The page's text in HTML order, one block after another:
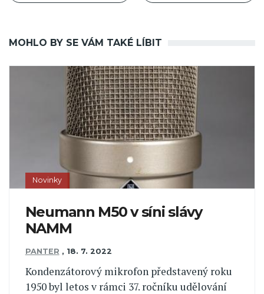
MOHLO BY SE VÁM TAKÉ LÍBIT
Novinky
Neumann M50 v síni slávy
NAMM
PANTER , 18. 7. 2022
Kondenzátorový mikrofon představený roku
1950 byl letos v rámci 37. ročníku udělování